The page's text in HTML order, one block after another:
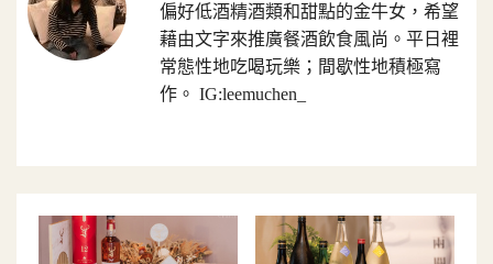
偏好低酒精酒類和甜點的金牛女，希望
藉由文字來推廣餐酒飲食風尚。平日裡
常態性地吃喝玩樂；間歇性地積極寫
作。 IG:leemuchen_